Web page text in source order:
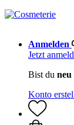
Anmelden
Jetzt
Bist du neu
Konto